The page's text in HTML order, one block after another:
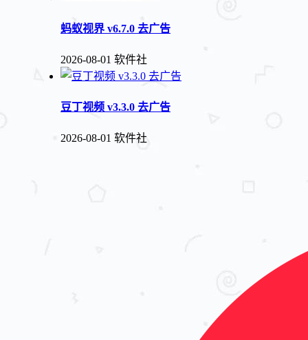
蚂蚁视界 v6.7.0 去广告
2026-08-01 软件社
豆丁视频 v3.3.0 去广告
2026-08-01 软件社